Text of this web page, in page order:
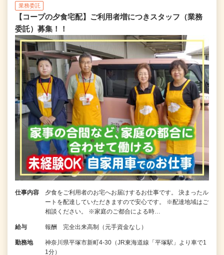
業務委託
【コープの夕食宅配】ご利用者増につきスタッフ（業務
委託）募集！！
仕事内容
夕食をご利用者のお宅へお届けするお仕事です。 決まったル
ートを配達していただきますので安心です。 ※配達地域はご
相談ください。 ※家庭のご都合による時…
給与 報酬 完全出来高制（元手資金なし）
勤務地
神奈川県平塚市新町4-30（JR東海道線「平塚駅」より車で1
1分）